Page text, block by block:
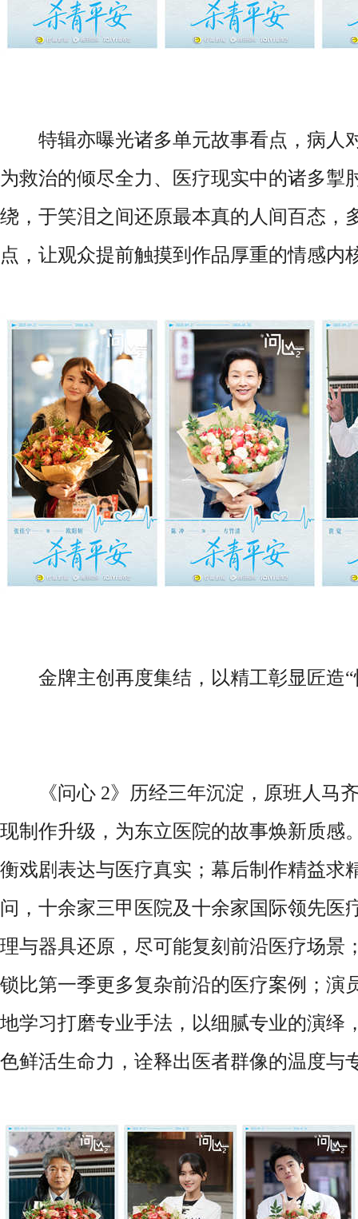
特辑亦曝光诸多单元故事看点，病人
为救治的倾尽全力、医疗现实中的诸多掣
绕，于笑泪之间还原最本真的人间百态，
点，让观众提前触摸到作品厚重的情感内
金牌主创再度集结，以精工彰显匠造“
《问心 2》历经三年沉淀，原班人马
现制作升级，为东立医院的故事焕新质感
衡戏剧表达与医疗真实；幕后制作精益求
问，十余家三甲医院及十余家国际领先医
理与器具还原，尽可能复刻前沿医疗场景
锁比第一季更多复杂前沿的医疗案例；演
地学习打磨专业手法，以细腻专业的演绎
色鲜活生命力，诠释出医者群像的温度与